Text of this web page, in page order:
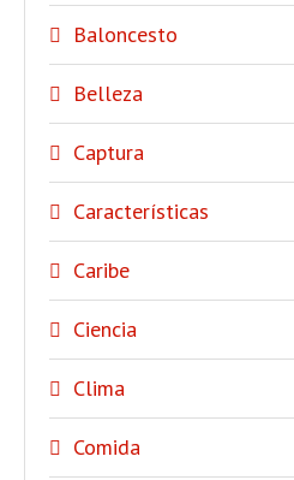
Baloncesto
Belleza
Captura
Características
Caribe
Ciencia
Clima
Comida